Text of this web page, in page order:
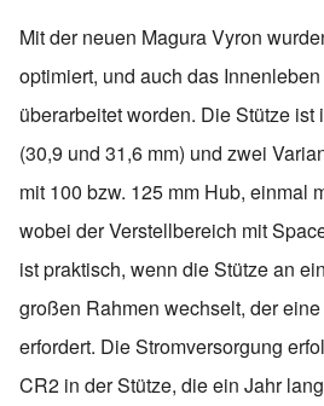
Mit der neuen Magura Vyron
optimiert, und auch das
überarbeitet worden. Die Stütze
(30,9 und 31,6 mm) und zwei
mit 100 bzw. 125 mm Hub, einmal
wobei der Verstellbereich mit
ist praktisch, wenn die Stütze an
großen Rahmen wechselt, der
erfordert. Die Stromversorgung
CR2 in der Stütze, die ein Jahr